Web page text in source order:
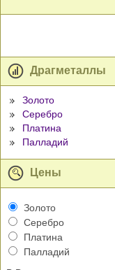
Драгметаллы
Золото
Серебро
Платина
Палладий
Цены
Золото
Серебро
Платина
Палладий